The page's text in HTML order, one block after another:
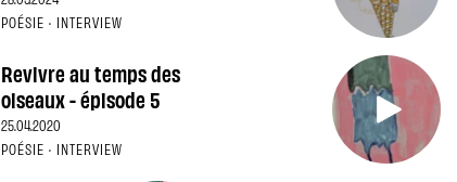
POÉSIE · INTERVIEW
Revivre au temps des
oiseaux - épisode 5
25.04.2020
POÉSIE · INTERVIEW